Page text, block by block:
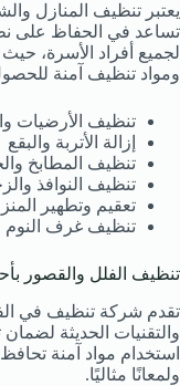
يعتبر تنظيف المنازل
تساعد في الحفاظ على
لجميع أفراد الأسرة،
ومواد تنظيف آمنة
تنظيف الأرضيات
إزالة الأتربة والبقع
تنظيف المطابخ
تنظيف النوافذ
تعقيم وتطهير
تنظيف غرف النوم
تنظيف الفلل والقصور
تقدم شركة تنظيف في
والتقنيات الحديثة
استخدام مواد آمنة
ولمعانًا مثاليًا.